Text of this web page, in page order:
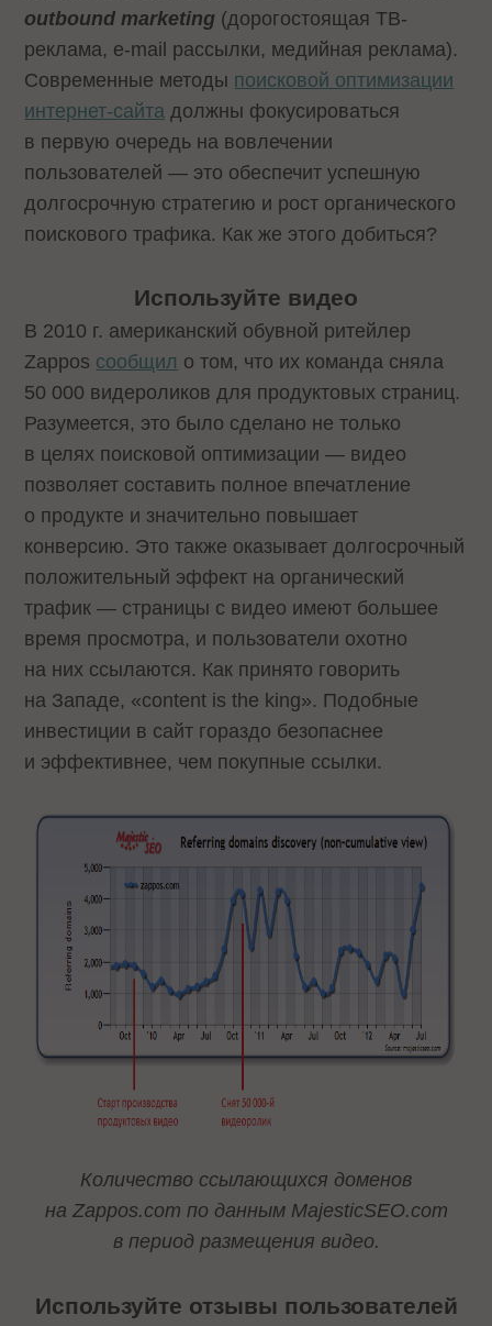
outbound marketing (дорогостоящая ТВ-
реклама, e-mail рассылки, медийная реклама).
Современные методы поисковой оптимизации
интернет-сайта должны фокусироваться
в первую очередь на вовлечении
пользователей — это обеспечит успешную
долгосрочную стратегию и рост органического
поискового трафика. Как же этого добиться?
Используйте видео
В 2010 г. американский обувной ритейлер
Zappos сообщил о том, что их команда сняла
50 000 видероликов для продуктовых страниц.
Разумеется, это было сделано не только
в целях поисковой оптимизации — видео
позволяет составить полное впечатление
о продукте и значительно повышает
конверсию. Это также оказывает долгосрочный
положительный эффект на органический
трафик — страницы с видео имеют большее
время просмотра, и пользователи охотно
на них ссылаются. Как принято говорить
на Западе, «content is the king». Подобные
инвестиции в сайт гораздо безопаснее
и эффективнее, чем покупные ссылки.
Количество ссылающихся доменов
на Zappos.com по данным MajesticSEO.com
в период размещения видео.
Используйте отзывы пользователей